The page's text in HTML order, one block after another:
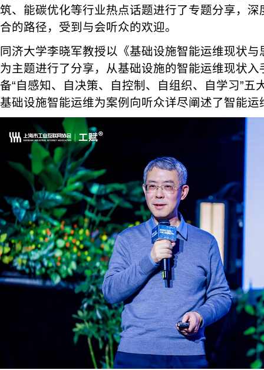
筑、能碳优化等行业热点话题进行了专题分享，
合的路径，受到与会听众的欢迎。
同济大学李晓军教授以《基础设施智能运维现状
为主题进行了分享，从基础设施的智能运维现状
备“自感知、自决策、自控制、自组织、自学习”五
基础设施智能运维为案例向听众详尽阐述了智能运